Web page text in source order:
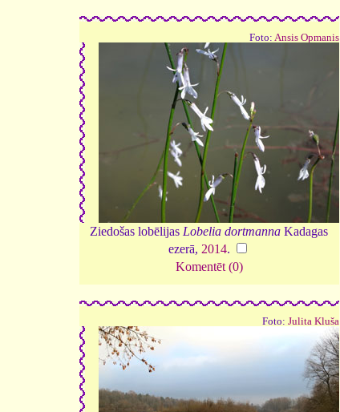
Foto: Ansis Opmanis
Ziedošas lobēlijas Lobelia dortmanna Kadagas
ezerā, 2014.
Komentēt (0)
Foto: Julita Kluša